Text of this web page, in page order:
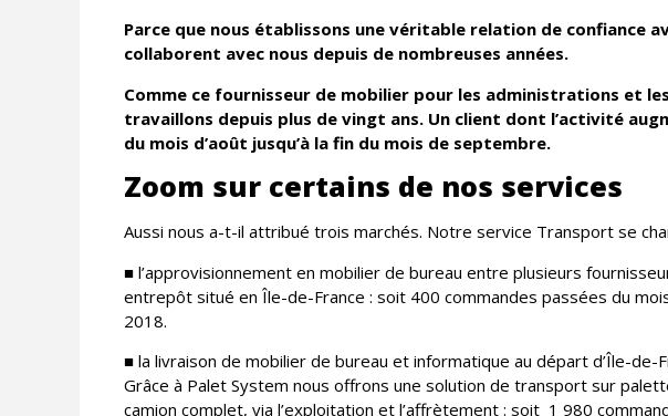
Parce que nous établissons une véritable relation de confiance
collaborent avec nous depuis de nombreuses années.
Comme ce fournisseur de mobilier pour les administrations et
travaillons depuis plus de vingt ans. Un client dont l’activité
du mois d’août jusqu’à la fin du mois de septembre.
Zoom sur certains de nos services
Aussi nous a-t-il attribué trois marchés. Notre service Transport se
■ l’approvisionnement en mobilier de bureau entre plusieurs
entrepôt situé en Île-de-France : soit 400 commandes passées du
2018.
■ la livraison de mobilier de bureau et informatique au départ d’Île-de-
Grâce à Palet System nous offrons une solution de transport sur
camion complet, via l’exploitation et l’affrètement : soit 1 980